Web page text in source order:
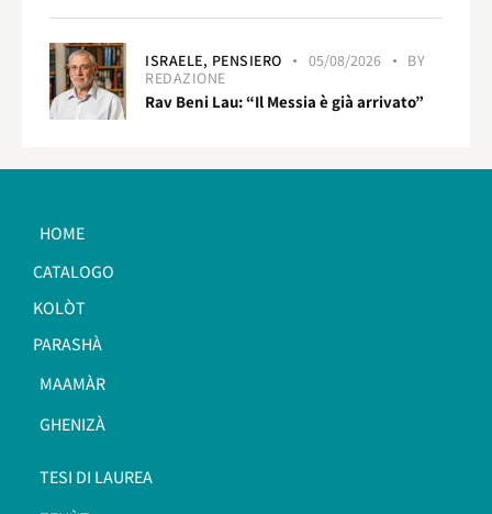
ISRAELE, PENSIERO 05/08/2026
BY
REDAZIONE
Rav Beni Lau: “Il Messia è già arrivato”
HOME
CATALOGO
KOLÒT
PARASHÀ
MAAMÀR
GHENIZÀ
TESI DI LAUREA